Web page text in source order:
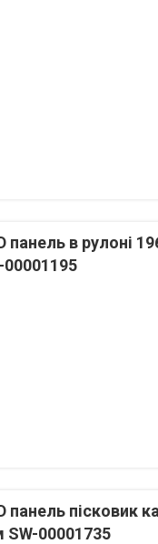
панель в рулоні
00001195
пісковик
00001735